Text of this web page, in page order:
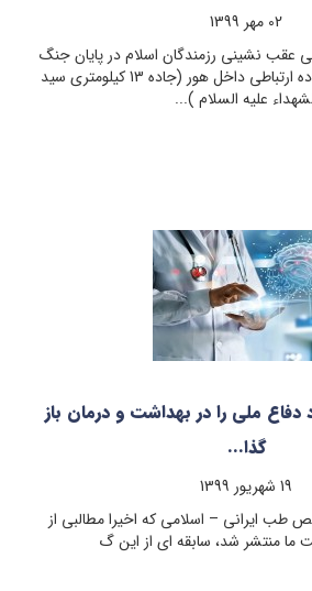
02 مهر 1399
عقب نشینی رزمندگان اسلام در پایان جنگ
از جزیره مجنون، تنها جاده ارتباطی داخل هور (جاده 13 کیلومتری سید
علیه السلام )...
دفاع ملی را در بهداشت و درمان باز
گذا...
19 شهريور 1399
طب ایرانی – اسلامی که اخیرا مطالبی از
ما منتشر شد، سابقه ای از این گ